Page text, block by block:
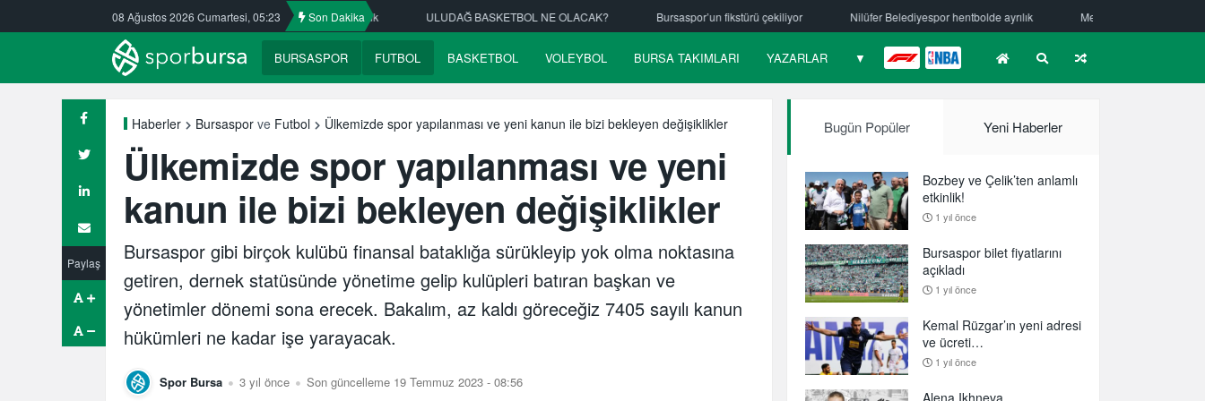
08 Ağustos 2026 Cumartesi, 05:23 Son Dakika
Nilüfer’de yaz okullarına ilgi büyük ULUDAĞ BASKETBOL NE OLACAK? Bursaspor’un fikstürü çekiliyor Nilüfer Belediyespor hentbolde ayrılık Mehmet Güzelsöz’den mesaj var!
BURSASPOR FUTBOL BASKETBOL VOLEYBOL BURSA TAKIMLARI YAZARLAR ▼ F1 NBA
Paylaş
Haberler Bursaspor ve Futbol Ülkemizde spor yapılanması ve yeni kanun ile bizi bekleyen değişiklikler
Ülkemizde spor yapılanması ve yeni
kanun ile bizi bekleyen değişiklikler
Bursaspor gibi birçok kulübü finansal bataklığa sürükleyip yok olma noktasına
getiren, dernek statüsünde yönetime gelip kulüpleri batıran başkan ve
yönetimler dönemi sona erecek. Bakalım, az kaldı göreceğiz 7405 sayılı kanun
hükümleri ne kadar işe yarayacak.
Spor Bursa 3 yıl önce Son güncelleme 19 Temmuz 2023 - 08:56
Bugün Popüler Yeni Haberler
Bozbey ve Çelik’ten anlamlı
etkinlik!
1 yıl önce
Bursaspor bilet fiyatlarını
açıkladı
1 yıl önce
Kemal Rüzgar’ın yeni adresi
ve ücreti…
1 yıl önce
Alena Ikhneva